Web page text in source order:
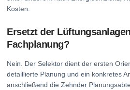
Kosten.
Ersetzt der
Fachplanung?
Nein. Der Selektor dient der ersten
detaillierte Planung und ein konkretes
anschließend die Zehnder